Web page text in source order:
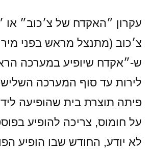
עקרון ״האקדח של צ׳כוב״ או
צ׳כוב (מתנצל מראש בפני
ש-״אקדח שיופיע במערכה
לירות עד סוף המערכה
פיתה תוצרת בית שהופיעה
על חומוס, צריכה להופיע
לא יודע, החודש שבו הופיע